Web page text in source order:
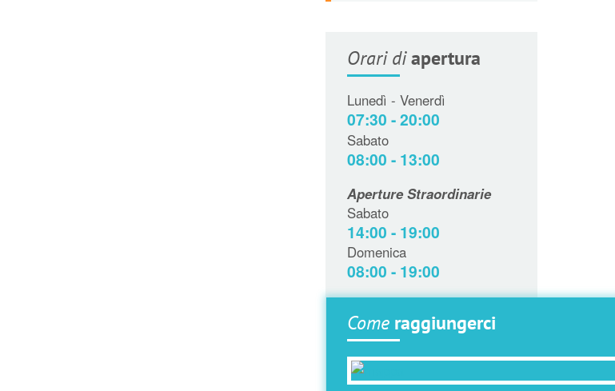
Orari diapertura
Lunedì - Venerdì
07:30 - 20:00
Sabato
08:00 - 13:00
Aperture Straordinarie
Sabato
14:00 - 19:00
Domenica
08:00 - 19:00
Come raggiungerci